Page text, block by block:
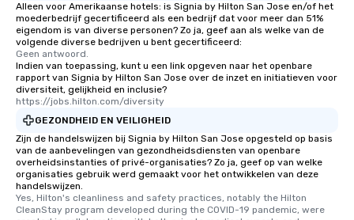
Alleen voor Amerikaanse hotels: is Signia by Hilton San Jose en/of het
moederbedrijf gecertificeerd als een bedrijf dat voor meer dan 51%
eigendom is van diverse personen? Zo ja, geef aan als welke van de
volgende diverse bedrijven u bent gecertificeerd:
Geen antwoord.
Indien van toepassing, kunt u een link opgeven naar het openbare
rapport van Signia by Hilton San Jose over de inzet en initiatieven voor
diversiteit, gelijkheid en inclusie?
https://jobs.hilton.com/diversity
GEZONDHEID EN VEILIGHEID
Zijn de handelswijzen bij Signia by Hilton San Jose opgesteld op basis
van de aanbevelingen van gezondheidsdiensten van openbare
overheidsinstanties of privé-organisaties? Zo ja, geef op van welke
organisaties gebruik werd gemaakt voor het ontwikkelen van deze
handelswijzen.
Yes, Hilton's cleanliness and safety practices, notably the Hilton
CleanStay program developed during the COVID-19 pandemic, were